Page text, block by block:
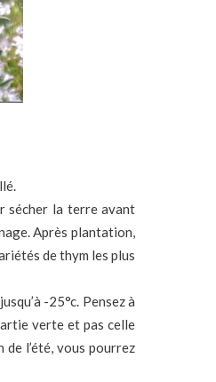
sécher la terre avant
Après plantation,
de thym les plus
-25°c. Pensez à
verte et pas celle
l’été, vous pourrez